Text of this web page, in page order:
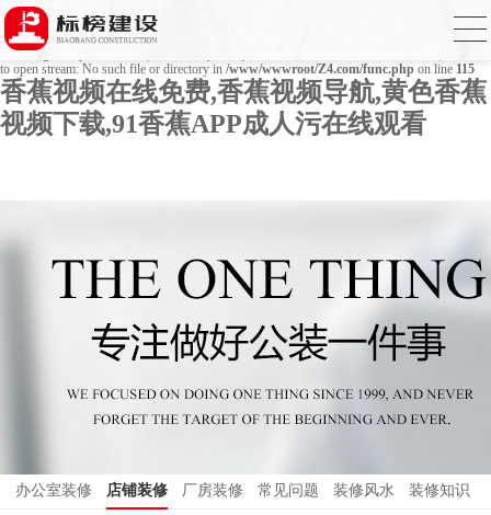
Warning : mkdir(): No space left on device in
Warning
to open stream: No such file or directory in /www/wwwroot/Z4.com/func.php on line 115
香蕉视频在线免费,香蕉视频导航,黄色香蕉
视频下载,91香蕉APP成人污在线观看
办公室装修 店铺装修 厂房装修 常见问题 装修风水 装修知识